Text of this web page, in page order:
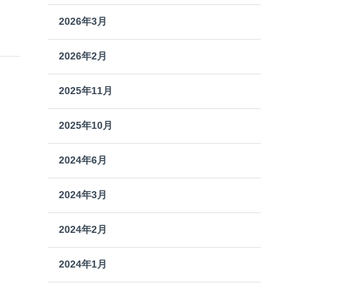
2026年3月
2026年2月
2025年11月
2025年10月
2024年6月
2024年3月
2024年2月
2024年1月